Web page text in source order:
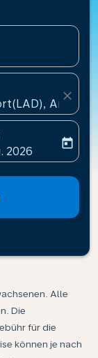
Angola
close
return-date-
2026
today
Alle
Die
für die
können je nach